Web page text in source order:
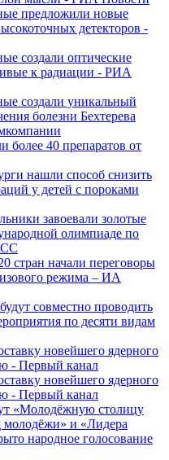
предложили новые
детекторов -
создали оптические
к радиации - РИА
создали уникальный
болезни Бехтерева
более 40 препаратов от
нашли способ снизить
у детей с пороками
завоевали золотые
олимпиаде по
стран начали переговоры
режима – ИА
совместно проводить
по десяти видам
новейшего ядерного
- Первый канал
новейшего ядерного
- Первый канал
«Молодёжную столицу
молодёжи» и «Лидера
народное голосование